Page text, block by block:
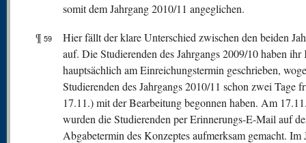
somit dem Jahrgang 2010/11 angeglichen.
¶ 59
Hier fällt der klare Unterschied zwischen den beiden
auf. Die Studierenden des Jahrgangs 2009/10 haben ihr
hauptsächlich am Einreichungstermin geschrieben,
Studierenden des Jahrgangs 2010/11 schon zwei Tage
17.11.) mit der Bearbeitung begonnen haben. Am
wurden die Studierenden per Erinnerungs-E-Mail auf
Abgabetermin des Konzeptes aufmerksam gemacht. Im